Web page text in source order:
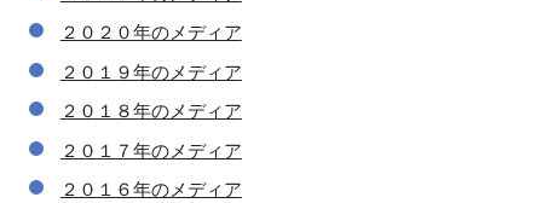
２０２０年のメディア
２０１９年のメディア
２０１８年のメディア
２０１７年のメディア
２０１６年のメディア